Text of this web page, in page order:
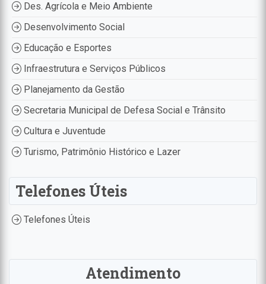
Des. Agrícola e Meio Ambiente
Desenvolvimento Social
Educação e Esportes
Infraestrutura e Serviços Públicos
Planejamento da Gestão
Secretaria Municipal de Defesa Social e Trânsito
Cultura e Juventude
Turismo, Patrimônio Histórico e Lazer
Telefones Úteis
Telefones Úteis
Atendimento